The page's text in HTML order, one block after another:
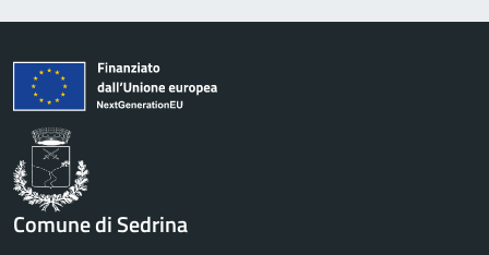
Comune di Sedrina